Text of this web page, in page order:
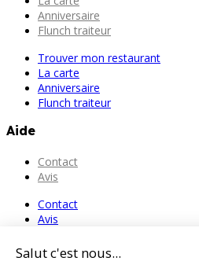
Anniversaire
Flunch traiteur
Trouver mon restaurant
La carte
Anniversaire
Flunch traiteur
Aide
Contact
Avis
Contact
Avis
Salut c'est nous...